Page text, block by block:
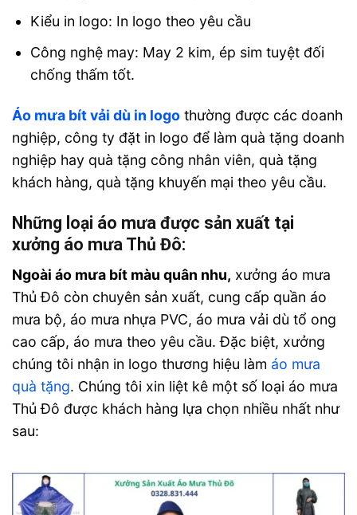
Kiểu in logo: In logo theo yêu cầu
Công nghệ may: May 2 kim, ép sim tuyệt đối
chống thấm tốt.
Áo mưa bít vải dù in logo thường được các doanh
nghiệp, công ty đặt in logo để làm quà tặng doanh
nghiệp hay quà tặng công nhân viên, quà tặng
khách hàng, quà tặng khuyến mại theo yêu cầu.
Những loại áo mưa được sản xuất tại
xưởng áo mưa Thủ Đô:
Ngoài áo mưa bít màu quân nhu, xưởng áo mưa
Thủ Đô còn chuyên sản xuất, cung cấp quần áo
mưa bộ, áo mưa nhựa PVC, áo mưa vải dù tổ ong
cao cấp, áo mưa theo yêu cầu. Đặc biệt, xưởng
chúng tôi nhận in logo thương hiệu làm áo mưa
quà tặng. Chúng tôi xin liệt kê một số loại áo mưa
Thủ Đô được khách hàng lựa chọn nhiều nhất như
sau: